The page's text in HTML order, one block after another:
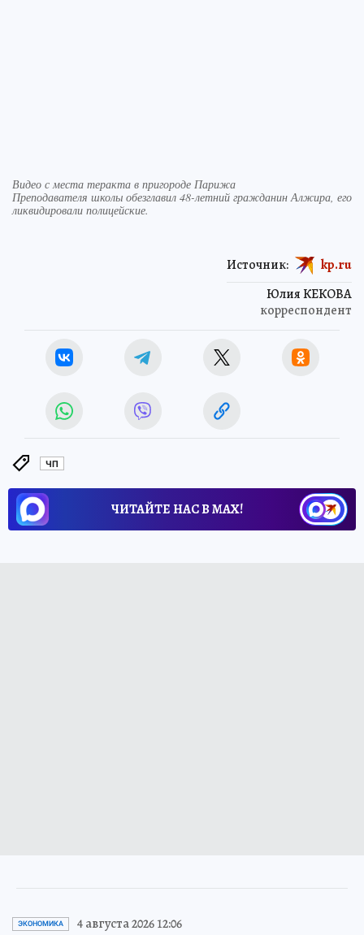
Видео с места теракта в пригороде Парижа
Преподавателя школы обезглавил 48-летний гражданин Алжира, его
ликвидировали полицейские.
Юлия КЕКОВА
корреспондент
Источник: kp.ru
ЧП
ЧИТАЙТЕ НАС В МАХ!
ЭКОНОМИКА 4 августа 2026 12:06